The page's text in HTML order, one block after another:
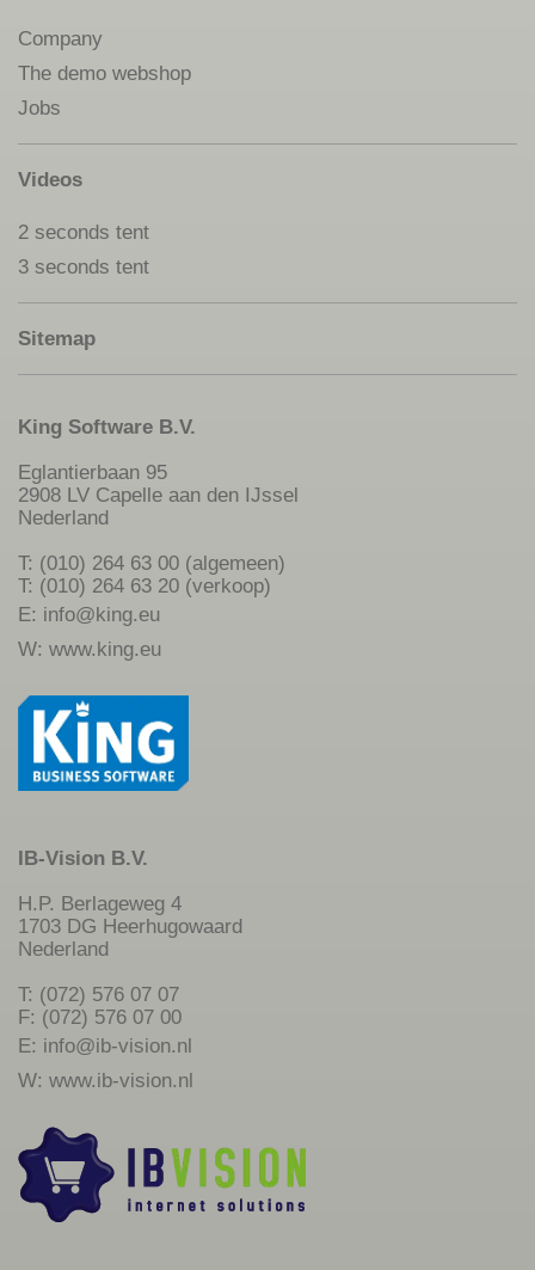
Company
The demo webshop
Jobs
Videos
2 seconds tent
3 seconds tent
Sitemap
King Software B.V.
Eglantierbaan 95
2908 LV Capelle aan den IJssel
Nederland
T: (010) 264 63 00 (algemeen)
T: (010) 264 63 20 (verkoop)
E: info@king.eu
W: www.king.eu
IB-Vision B.V.
H.P. Berlageweg 4
1703 DG Heerhugowaard
Nederland
T: (072) 576 07 07
F: (072) 576 07 00
E: info@ib-vision.nl
W: www.ib-vision.nl